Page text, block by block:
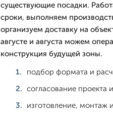
существующие посадки.
сроки, выполняем
организуем доставку на
августе и августа можем
конструкция будущей зоны.
подбор формата и
согласование проекта
изготовление, монтаж